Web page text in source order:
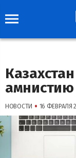
амнистию
НОВОСТИ • 16 ФЕВРАЛЯ